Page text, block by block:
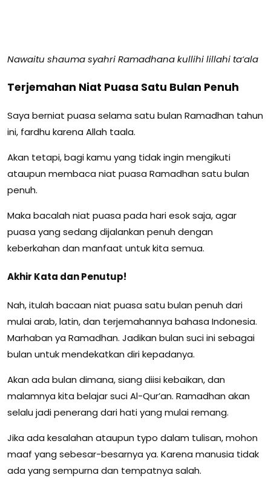
Nawaitu shauma syahri Ramadhana kullihi lillahi ta‘ala
Terjemahan Niat Puasa Satu Bulan Penuh
Saya berniat puasa selama satu bulan Ramadhan tahun
ini, fardhu karena Allah taala.
Akan tetapi, bagi kamu yang tidak ingin mengikuti
ataupun membaca niat puasa Ramadhan satu bulan
penuh.
Maka bacalah niat puasa pada hari esok saja, agar
puasa yang sedang dijalankan penuh dengan
keberkahan dan manfaat untuk kita semua.
Akhir Kata dan Penutup!
Nah, itulah bacaan niat puasa satu bulan penuh dari
mulai arab, latin, dan terjemahannya bahasa Indonesia.
Marhaban ya Ramadhan. Jadikan bulan suci ini sebagai
bulan untuk mendekatkan diri kepadanya.
Akan ada bulan dimana, siang diisi kebaikan, dan
malamnya kita belajar suci Al-Qur’an. Ramadhan akan
selalu jadi penerang dari hati yang mulai remang.
Jika ada kesalahan ataupun typo dalam tulisan, mohon
maaf yang sebesar-besarnya ya. Karena manusia tidak
ada yang sempurna dan tempatnya salah.